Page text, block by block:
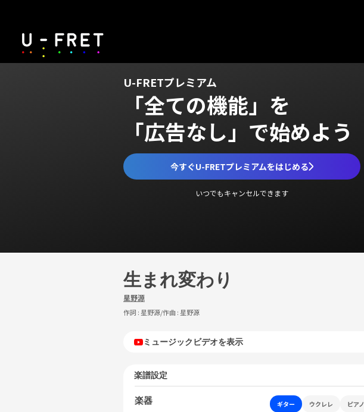
U-FRETプレミアム
「全ての機能」を
「広告なし」で始めよう
今すぐU-FRETプレミアムをはじめる
いつでもキャンセルできます
生まれ変わり
星野源
作詞 : 星野源/作曲 : 星野源
ミュージックビデオを表示
楽譜設定
楽器 ギター ウクレレ
ピアノ